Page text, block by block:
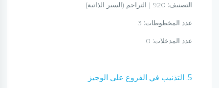
التصنيف:
عدد المخطوطات:
عدد المدخلات:
5. التذنيب في الفروع على الوجيز